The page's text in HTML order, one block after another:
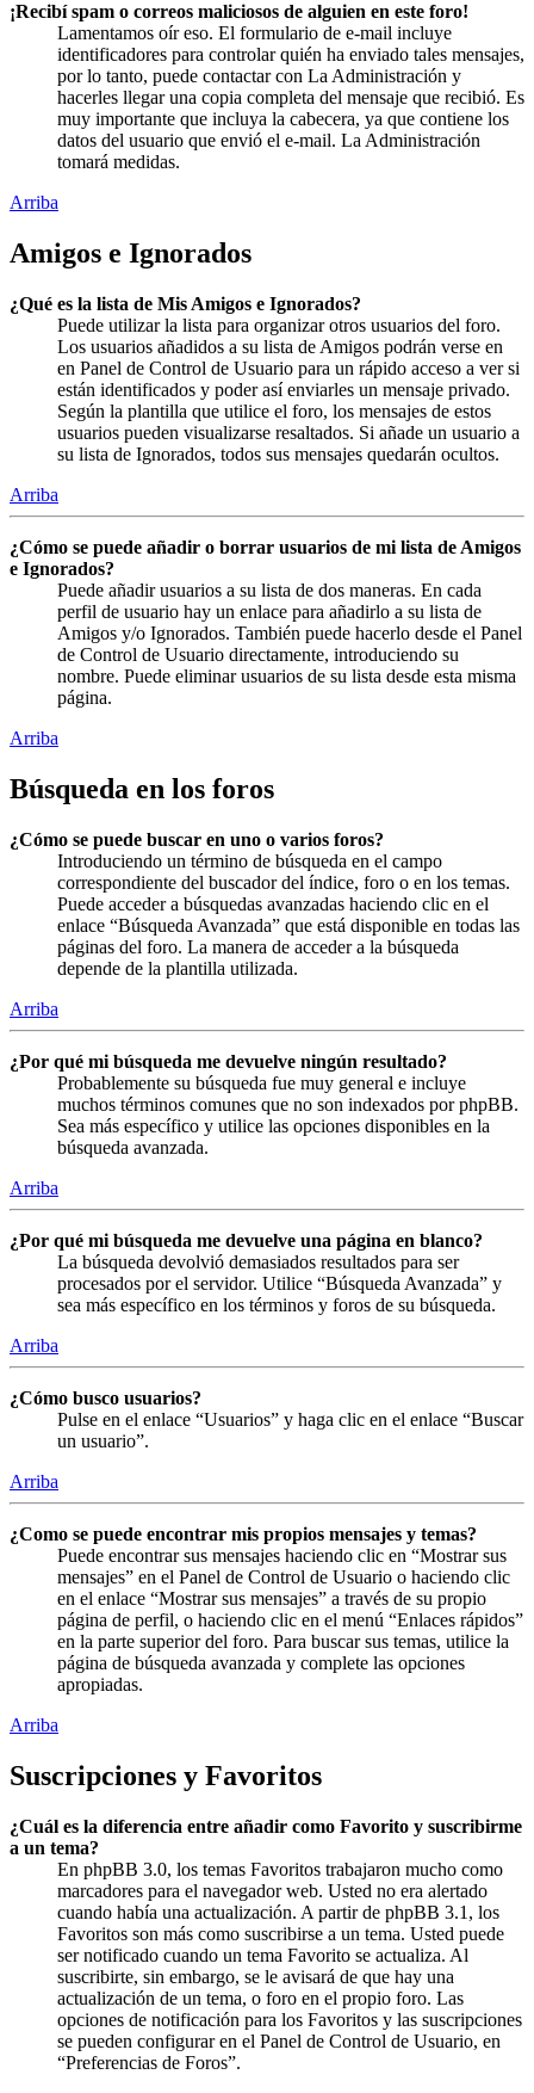
¡Recibí spam o correos maliciosos de alguien en este foro!
Lamentamos oír eso. El formulario de e-mail incluye
identificadores para controlar quién ha enviado tales mensajes,
por lo tanto, puede contactar con La Administración y
hacerles llegar una copia completa del mensaje que recibió. Es
muy importante que incluya la cabecera, ya que contiene los
datos del usuario que envió el e-mail. La Administración
tomará medidas.
Arriba
Amigos e Ignorados
¿Qué es la lista de Mis Amigos e Ignorados?
Puede utilizar la lista para organizar otros usuarios del foro.
Los usuarios añadidos a su lista de Amigos podrán verse en
en Panel de Control de Usuario para un rápido acceso a ver si
están identificados y poder así enviarles un mensaje privado.
Según la plantilla que utilice el foro, los mensajes de estos
usuarios pueden visualizarse resaltados. Si añade un usuario a
su lista de Ignorados, todos sus mensajes quedarán ocultos.
Arriba
¿Cómo se puede añadir o borrar usuarios de mi lista de Amigos
e Ignorados?
Puede añadir usuarios a su lista de dos maneras. En cada
perfil de usuario hay un enlace para añadirlo a su lista de
Amigos y/o Ignorados. También puede hacerlo desde el Panel
de Control de Usuario directamente, introduciendo su
nombre. Puede eliminar usuarios de su lista desde esta misma
página.
Arriba
Búsqueda en los foros
¿Cómo se puede buscar en uno o varios foros?
Introduciendo un término de búsqueda en el campo
correspondiente del buscador del índice, foro o en los temas.
Puede acceder a búsquedas avanzadas haciendo clic en el
enlace “Búsqueda Avanzada” que está disponible en todas las
páginas del foro. La manera de acceder a la búsqueda
depende de la plantilla utilizada.
Arriba
¿Por qué mi búsqueda me devuelve ningún resultado?
Probablemente su búsqueda fue muy general e incluye
muchos términos comunes que no son indexados por phpBB.
Sea más específico y utilice las opciones disponibles en la
búsqueda avanzada.
Arriba
¿Por qué mi búsqueda me devuelve una página en blanco?
La búsqueda devolvió demasiados resultados para ser
procesados por el servidor. Utilice “Búsqueda Avanzada” y
sea más específico en los términos y foros de su búsqueda.
Arriba
¿Cómo busco usuarios?
Pulse en el enlace “Usuarios” y haga clic en el enlace “Buscar
un usuario”.
Arriba
¿Como se puede encontrar mis propios mensajes y temas?
Puede encontrar sus mensajes haciendo clic en “Mostrar sus
mensajes” en el Panel de Control de Usuario o haciendo clic
en el enlace “Mostrar sus mensajes” a través de su propio
página de perfil, o haciendo clic en el menú “Enlaces rápidos”
en la parte superior del foro. Para buscar sus temas, utilice la
página de búsqueda avanzada y complete las opciones
apropiadas.
Arriba
Suscripciones y Favoritos
¿Cuál es la diferencia entre añadir como Favorito y suscribirme
a un tema?
En phpBB 3.0, los temas Favoritos trabajaron mucho como
marcadores para el navegador web. Usted no era alertado
cuando había una actualización. A partir de phpBB 3.1, los
Favoritos son más como suscribirse a un tema. Usted puede
ser notificado cuando un tema Favorito se actualiza. Al
suscribirte, sin embargo, se le avisará de que hay una
actualización de un tema, o foro en el propio foro. Las
opciones de notificación para los Favoritos y las suscripciones
se pueden configurar en el Panel de Control de Usuario, en
“Preferencias de Foros”.